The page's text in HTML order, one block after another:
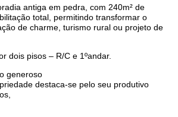
antiga em pedra, com 240m² de
total, permitindo transformar o
de charme, turismo rural ou projeto de
dois pisos – R/C e 1ºandar.
generoso
destaca-se pelo seu produtivo